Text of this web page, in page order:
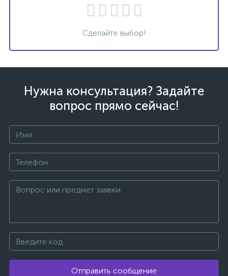
Сделайте выбор!
Нужна консультация? Задайте
вопрос прямо сейчас!
Отправить сообщение